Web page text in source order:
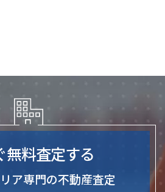
無料査定する
ア専門の不動産査定